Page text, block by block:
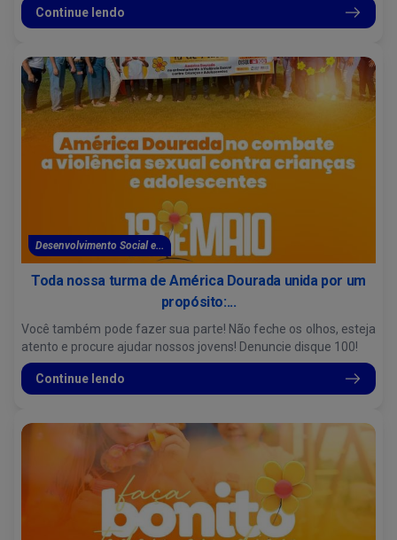
Continue lendo
Desenvolvimento Social e...
Toda nossa turma de América Dourada unida por um
propósito:...
Você também pode fazer sua parte! Não feche os olhos, esteja
atento e procure ajudar nossos jovens! Denuncie disque 100!
Continue lendo